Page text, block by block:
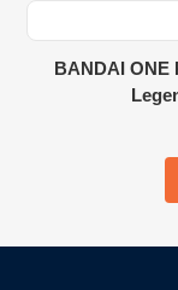
BANDAI ONE